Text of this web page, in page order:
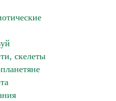
скелеты